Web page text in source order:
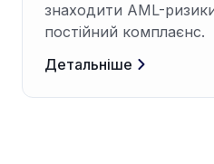
знаходити AML-
постійний комплаєнс.
Детальніше